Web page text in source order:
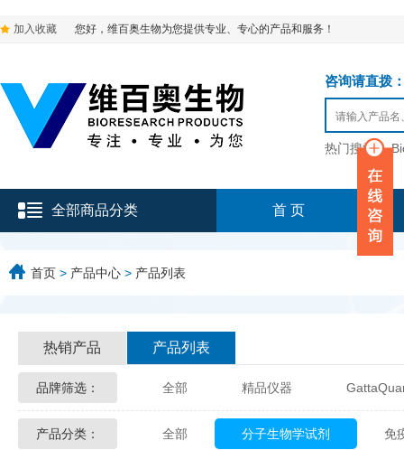
加入收藏 您好，维百奥生物为您提供专业、专心的产品和服务！
咨询请直拨
热门搜索：
全部商品分类 首 页
首页 > 产品中心 > 产品列表
热销产品 产品列表
品牌筛选： 全部 精品仪器
Glycon Biochem Sterlitech
产品分类： 全部 分子生物学试剂 免